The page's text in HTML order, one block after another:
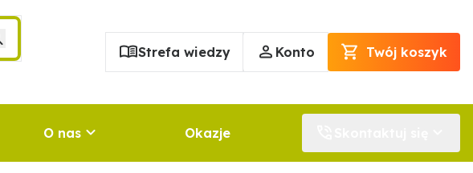
Strefa wiedzy Konto Twój koszyk
O nas Okazje